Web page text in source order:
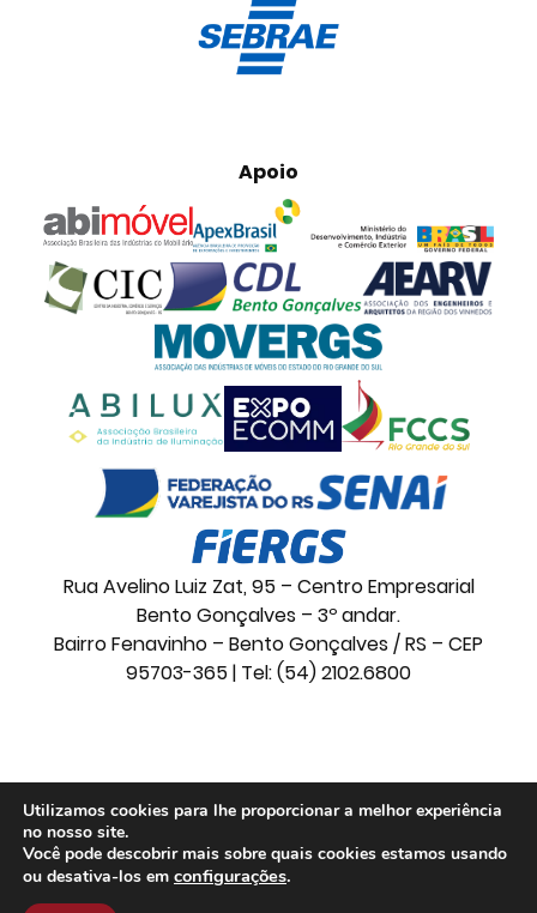
Apoio
Rua Avelino Luiz Zat, 95 – Centro Empresarial
Bento Gonçalves – 3º andar.
Bairro Fenavinho – Bento Gonçalves / RS – CEP
95703-365 | Tel: (54) 2102.6800
© 2026 Movelsul. Todos os direitos reservados.
Utilizamos cookies para lhe proporcionar a melhor experiência
no nosso site.
Você pode descobrir mais sobre quais cookies estamos usando
ou desativa-los em configurações.